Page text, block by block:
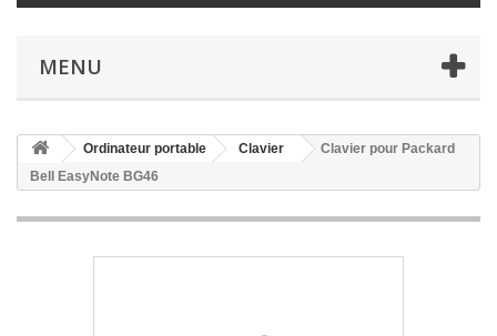
MENU
Ordinateur portable Clavier
Clavier pour Packard
Bell EasyNote BG46